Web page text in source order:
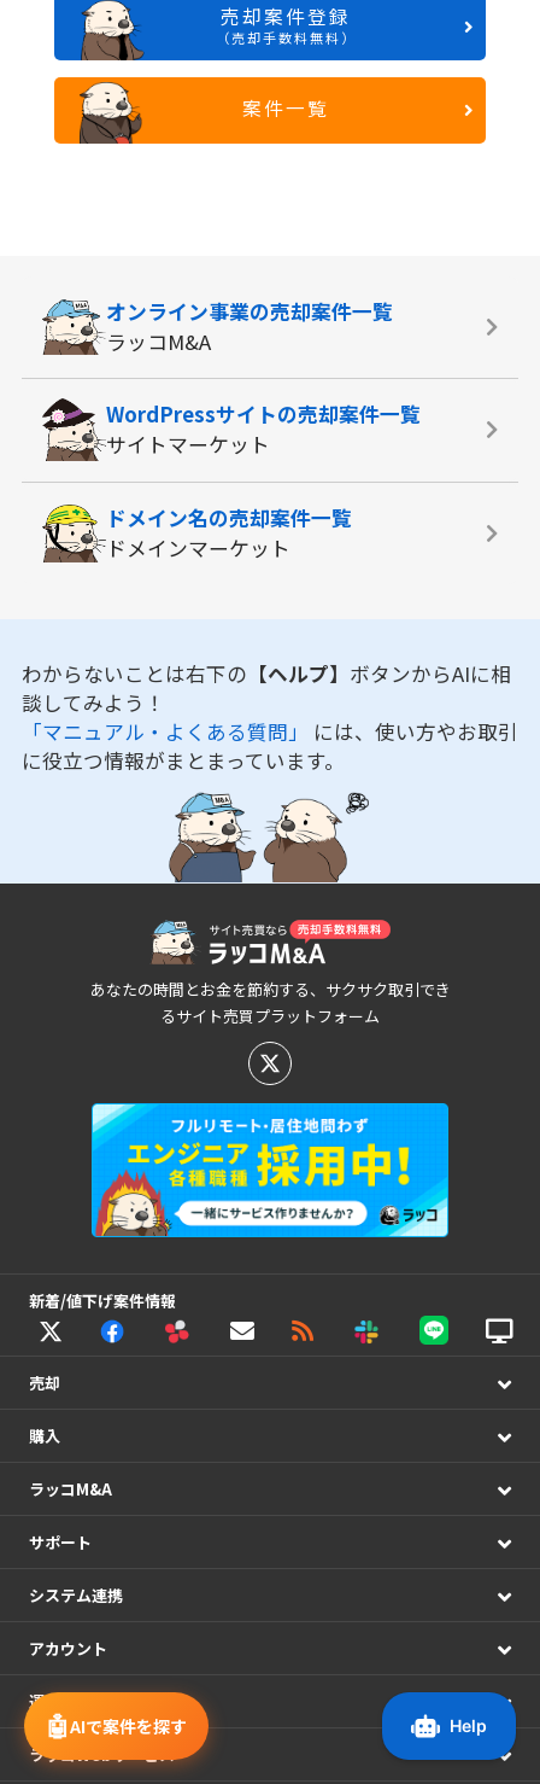
売却案件登録
（売却手数料無料）
案件一覧
🤖AIで案件を探す
オンライン事業の売却案件一覧
ラッコM&A
WordPressサイトの売却案件一覧
サイトマーケット
ドメイン名の売却案件一覧
ドメインマーケット
わからないことは右下の 【ヘルプ】 ボタンからAIに相
談してみよう！
「マニュアル・よくある質問」 には、使い方やお取引
に役立つ情報がまとまっています。
あなたの時間とお金を節約する、サクサク取引でき
るサイト売買プラットフォーム
新着/値下げ案件情報
売却
購入
ラッコM&A
サポート
システム連携
アカウント
運営情報
ラッコWebサービス